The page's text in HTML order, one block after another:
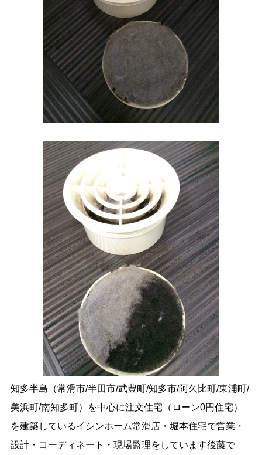
知多半島（常滑市/半田市/武豊町/知多市/阿久比町/東浦町/
美浜町/南知多町）を中心に注文住宅（ローン0円住宅）
を建築しているイシンホーム常滑店・堀本住宅で営業・
設計・コーディネート・現場監理をしています後藤で